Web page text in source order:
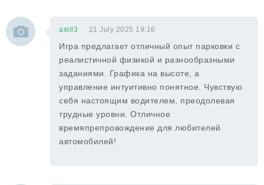
axiil3 21 July 2025 19:16
Игра предлагает отличный опыт парковки с
реалистичной физикой и разнообразными
заданиями. Графика на высоте, а
управление интуитивно понятное. Чувствую
себя настоящим водителем, преодолевая
трудные уровни. Отличное
времяпрепровождение для любителей
автомобилей!